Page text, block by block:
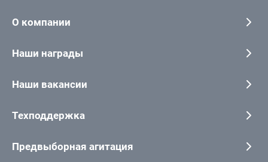
О компании
Наши награды
Наши вакансии
Техподдержка
Предвыборная агитация